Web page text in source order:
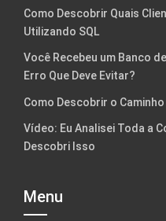
Como Descobrir Quais
Utilizando SQL
Você Recebeu um Banco
Erro Que Deve Evitar?
Como Descobrir o
Vídeo: Eu Analisei Toda a
Descobri Isso
Menu